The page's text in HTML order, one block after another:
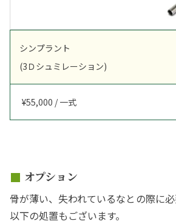
シンプラント
(3Ｄシュミレーション)
¥55,000 / 一式
オプション
骨が薄い、失われているなとの際に
以下の処置もございます。